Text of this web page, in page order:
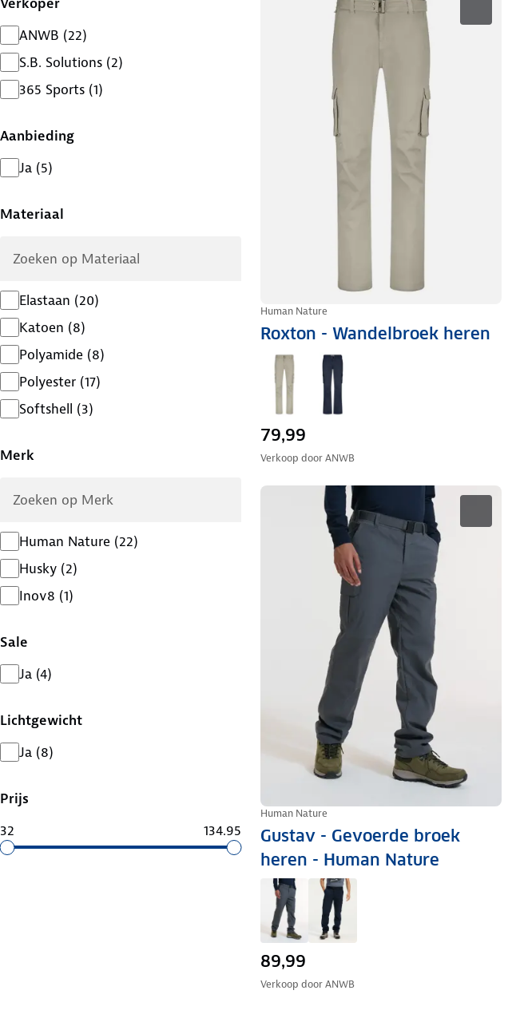
ANWB (22)
S.B. Solutions (2)
365 Sports (1)
Aanbieding
Ja (5)
Materiaal
Elastaan (20)
Katoen (8)
Polyamide (8)
Polyester (17)
Softshell (3)
Merk
Human Nature (22)
Husky (2)
Inov8 (1)
Sale
Ja (4)
Lichtgewicht
Ja (8)
Prijs
32
134.95
Human Nature
Roxton - Wandelbroek heren
79,99
Verkoop doorANWB
Human Nature
Gustav - Gevoerde broek
heren - Human Nature
89,99
Verkoop doorANWB